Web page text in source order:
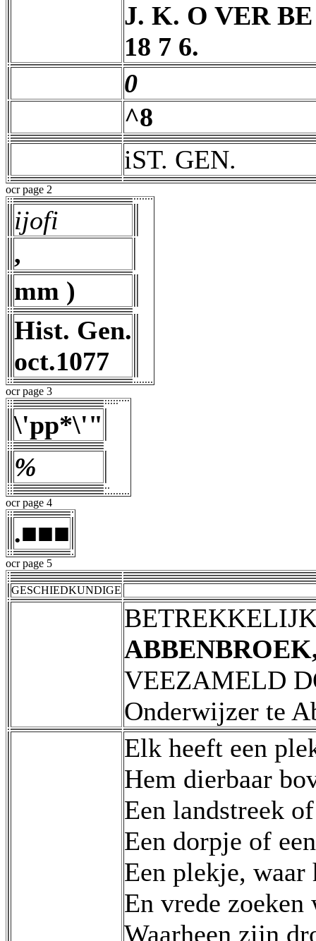
J. K. O VER
18 7 6.
0
^8
iST. GEN.
ocr page 2
ijofi
,
mm )
Hist. Gen.
oct.1077
ocr page 3
\'pp*\'"
%
ocr page 4
.■■■
ocr page 5
GESCHIEDKUNDIGE
VEEZAMELD
Onderwijzer te
Elk heeft een
Hem dierbaar
Een landstreek
Een dorpje of
Een plekje,
En vrede zoeken
Waarheen zijn